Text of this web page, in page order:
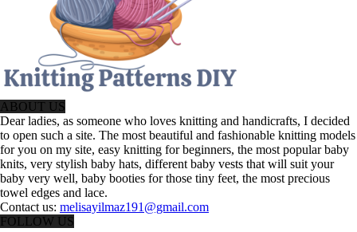
ABOUT US
Dear ladies, as someone who loves knitting and handicrafts, I decided
to open such a site. The most beautiful and fashionable knitting models
for you on my site, easy knitting for beginners, the most popular baby
knits, very stylish baby hats, different baby vests that will suit your
baby very well, baby booties for those tiny feet, the most precious
towel edges and lace.
Contact us: melisayilmaz191@gmail.com
FOLLOW US